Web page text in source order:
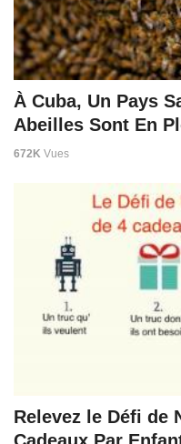
À Cuba, Un Pays
Abeilles Sont En
672K Vues
Relevez le Défi de
Cadeaux Par